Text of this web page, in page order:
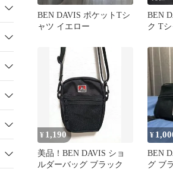
BEN DAVIS ポケットTシ
ャツ イエロー
BEN
ク T
¥ 1,190
美品！BEN DAVIS ショ
ルダーバッグ ブラック
¥
BEN
グ ブ